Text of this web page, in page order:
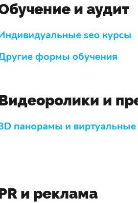
и аудит
seo курсы
формы обучения
и
панорамы и
и реклама